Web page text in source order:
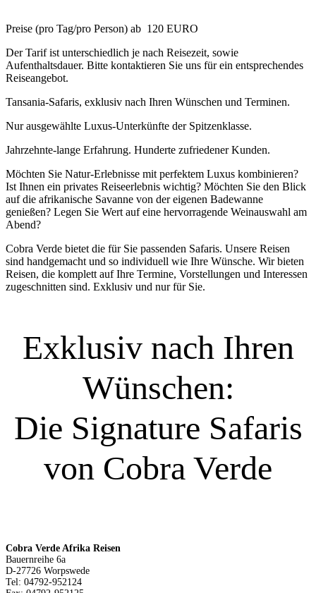
Preise (pro Tag/pro Person) ab 120 EURO
Der Tarif ist unterschiedlich je nach Reisezeit, sowie
Aufenthaltsdauer. Bitte kontaktieren Sie uns für ein entsprechendes
Reiseangebot.
Tansania-Safaris, exklusiv nach Ihren Wünschen und Terminen.
Nur ausgewählte Luxus-Unterkünfte der Spitzenklasse.
Jahrzehnte-lange Erfahrung. Hunderte zufriedener Kunden.
Möchten Sie Natur-Erlebnisse mit perfektem Luxus kombinieren?
Ist Ihnen ein privates Reiseerlebnis wichtig? Möchten Sie den Blick
auf die afrikanische Savanne von der eigenen Badewanne
genießen? Legen Sie Wert auf eine hervorragende Weinauswahl am
Abend?
Cobra Verde bietet die für Sie passenden Safaris. Unsere Reisen
sind handgemacht und so individuell wie Ihre Wünsche. Wir bieten
Reisen, die komplett auf Ihre Termine, Vorstellungen und Interessen
zugeschnitten sind. Exklusiv und nur für Sie.
Exklusiv nach Ihren
Wünschen:
Die Signature Safaris
von Cobra Verde
Cobra Verde Afrika Reisen
Bauernreihe 6a
D-27726 Worpswede
Tel: 04792-952124